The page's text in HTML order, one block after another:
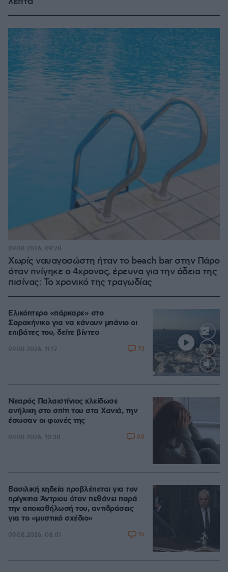
Χωρίς ναυαγοσώστη ήταν το beach bar στην Πάρο
όταν πνίγηκε ο 4χρονος, έρευνα για την άδεια της
πισίνας: Το χρονικό της τραγωδίας
09.08.2026, 09:28
Loaded
Ελικόπτερο «πάρκαρε» στο
Σαρακήνικο για να κάνουν μπάνιο οι
επιβάτες του, δείτε βίντεο
09.08.2026, 11:17 73
Νεαρός Παλαιστίνιος κλείδωσε
ανήλικη στο σπίτι του στα Χανιά, την
έσωσαν οι φωνές της
09.08.2026, 10:38 60
Βασιλική κηδεία προβλέπεται για τον
πρίγκιπα Άντριου όταν πεθάνει παρά
την αποκαθήλωσή του, αντιδράσεις
για το «μυστικό σχέδιο»
09.08.2026, 08:01 15